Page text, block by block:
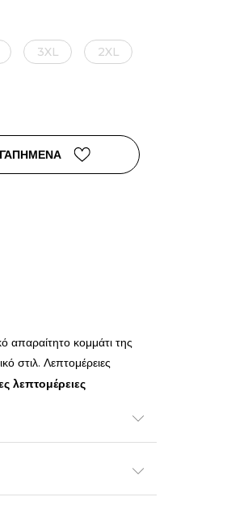
3XL 2XL
κομμάτι της
στιλ. Λεπτομέρειες
λεπτομέρειες